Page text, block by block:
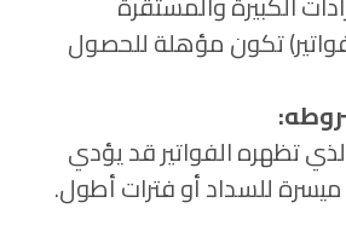
تكون مؤهلة للحصول
تظهره الفواتير قد يؤدي
للسداد أو فترات أطول.